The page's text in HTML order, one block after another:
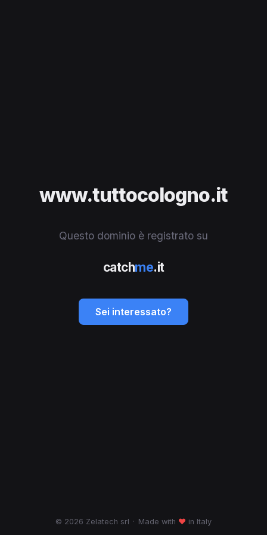
www.tuttocologno.it
Questo dominio è registrato su
catchme.it
Sei interessato?
© 2026 Zelatech srl · Made with ♥ in Italy